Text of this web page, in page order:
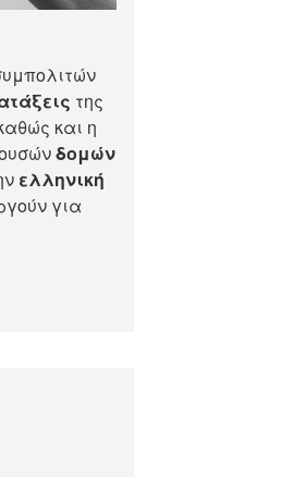
της
και η
δομών
ελληνική
για